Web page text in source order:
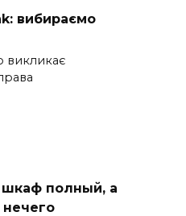
вибираємо
викликає
шкаф полный, а